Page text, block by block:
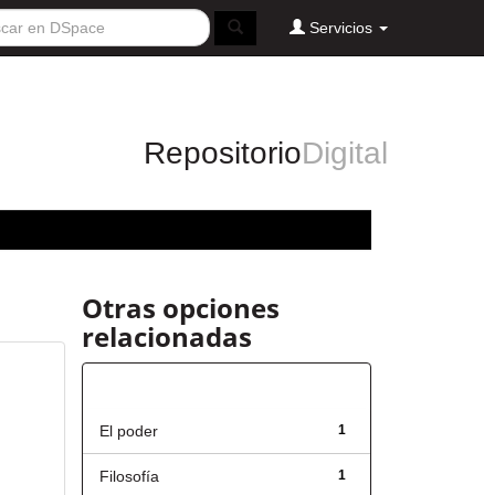
Servicios
RepositorioDigital
Otras opciones
relacionadas
1
El poder
1
Filosofía